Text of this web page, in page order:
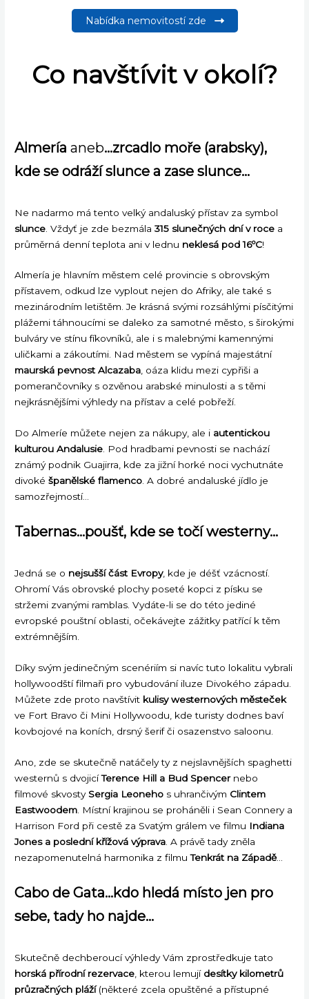
Nabídka nemovitostí zde
Co navštívit v okolí?
Almería aneb…zrcadlo moře (arabsky),
kde se odráží slunce a zase slunce…
Ne nadarmo má tento velký andaluský přístav za symbol
slunce . Vždyť je zde bezmála315 slunečných dní v roce a
průměrná denní teplota ani v lednu neklesá pod 16ºC!
Almería je hlavním městem celé provincie s obrovským
přístavem, odkud lze vyplout nejen do Afriky, ale také s
mezinárodním letištěm. Je krásná svými rozsáhlými písčitými
plážemi táhnoucími se daleko za samotné město, s širokými
bulváry ve stínu fíkovníků, ale i s malebnými kamennými
uličkami a zákoutími. Nad městem se vypíná majestátní
maurská pevnost Alcazaba, oáza klidu mezi cypřiši a
pomerančovníky s ozvěnou arabské minulosti a s těmi
nejkrásnějšími výhledy na přístav a celé pobřeží.
Do Almeríe můžete nejen za nákupy, ale i autentickou
kulturou Andalusie. Pod hradbami pevnosti se nachází
známý podnik Guajirra, kde za jižní horké noci vychutnáte
divokéšpanělské flamenco. A dobré andaluské jídlo je
samozřejmostí…
Tabernas…poušť, kde se točí westerny…
Jedná se o nejsušší část Evropy, kde je déšť vzácností.
Ohromí Vás obrovské plochy poseté kopci z písku se
stržemi zvanými ramblas. Vydáte-li se do této jediné
evropské pouštní oblasti, očekávejte zážitky patřící k těm
extrémnějším.
Díky svým jedinečným scenériím si navíc tuto lokalitu vybrali
hollywoodští filmaři pro vybudování iluze Divokého západu.
Můžete zde proto navštívit kulisy westernových městeček
ve Fort Bravo či Mini Hollywoodu, kde turisty dodnes baví
kovbojové na koních, drsný šerif či osazenstvo saloonu.
Ano, zde se skutečně natáčely ty z nejslavnějších spaghetti
westernů s dvojicíTerence Hill a Bud Spencer nebo
filmové skvostySergia Leoneho s uhrančivým Clintem
Eastwoodem . Místní krajinou se proháněli i Sean Connery a
Harrison Ford při cestě za Svatým grálem ve filmu Indiana
Jones a poslední křížová výprava . A právě tady zněla
nezapomenutelná harmonika z filmuTenkrát na Západě…
Cabo de Gata…kdo hledá místo jen pro
sebe, tady ho najde…
Skutečně dechberoucí výhledy Vám zprostředkuje tato
horská přírodní rezervace , kterou lemují desítky kilometrů
průzračných pláží(některé zcela opuštěné a přístupné